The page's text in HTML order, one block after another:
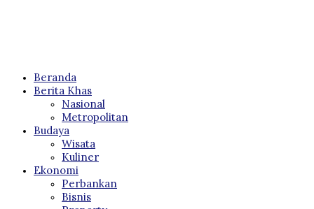
Beranda
Berita Khas
Nasional
Metropolitan
Budaya
Wisata
Kuliner
Ekonomi
Perbankan
Bisnis